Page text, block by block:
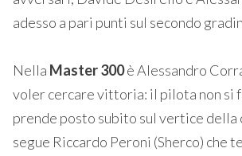
adesso a pari punti sul secondo
Nella Master 300è Alessandro
voler cercare vittoria: il pilota non si
prende posto subito sul vertice della
segue Riccardo Peroni (Sherco) che